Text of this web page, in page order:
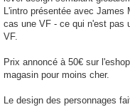
L'intro présentée avec James
cas une VF - ce qui n'est pas
VF.
Prix annoncé à 50€ sur
magasin pour moins cher.
Le design des personnages